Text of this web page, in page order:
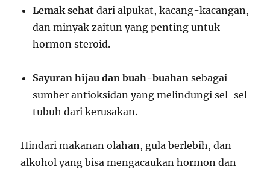
Lemak sehat dari alpukat, kacang-kacangan,
dan minyak zaitun yang penting untuk
hormon steroid.
Sayuran hijau dan buah-buahan sebagai
sumber antioksidan yang melindungi sel-sel
tubuh dari kerusakan.
Hindari makanan olahan, gula berlebih, dan
alkohol yang bisa mengacaukan hormon dan